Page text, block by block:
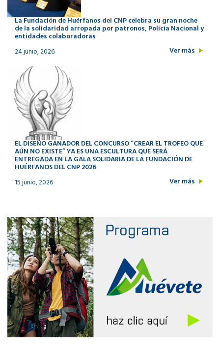
La Fundación de Huérfanos del CNP celebra su gran noche
de la solidaridad arropada por patronos, Policía Nacional y
entidades colaboradoras
24 junio, 2026 Ver más
EL DISEÑO GANADOR DEL CONCURSO “CREAR EL TROFEO QUE
AÚN NO EXISTE” YA ES UNA ESCULTURA QUE SERÁ
ENTREGADA EN LA GALA SOLIDARIA DE LA FUNDACIÓN DE
HUÉRFANOS DEL CNP 2026
15 junio, 2026 Ver más